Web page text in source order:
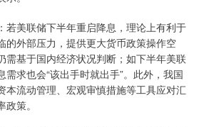
美联储下半年重启降息，理论上有利于
的外部压力，提供更大货币政策操作空
需基于国内经济状况判断；如下半年美联
求也会“该出手时就出手”。此外，我国
本流动管理、宏观审慎措施等工具应对汇
策。